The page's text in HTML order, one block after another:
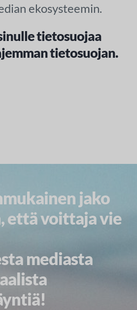
ekosysteemin.
tietosuojaa
tietosuojan.
jako
että voittaja vie
mediasta